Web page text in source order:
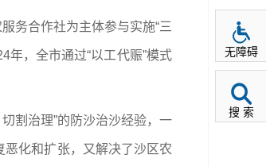
务合作社为主体参与实施“三
年，全市通过“以工代赈”模式
割治理”的防沙治沙经验，一
化和扩张，又解决了沙区农
无障碍
搜 索